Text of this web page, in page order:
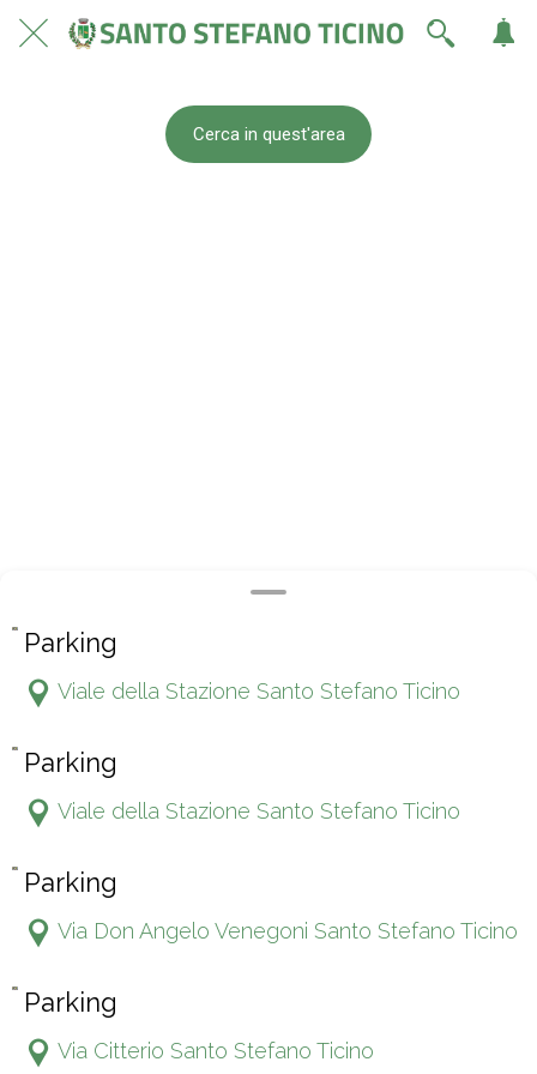
Parking
Viale della Stazione Santo Stefano Ticino
Parking
Viale della Stazione Santo Stefano Ticino
Parking
Via Don Angelo Venegoni Santo Stefano Ticino
Parking
Via Citterio Santo Stefano Ticino
Cerca in quest'area